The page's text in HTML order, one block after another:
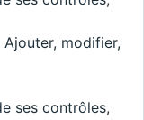
Ajouter, modifier,
ses contrôles,